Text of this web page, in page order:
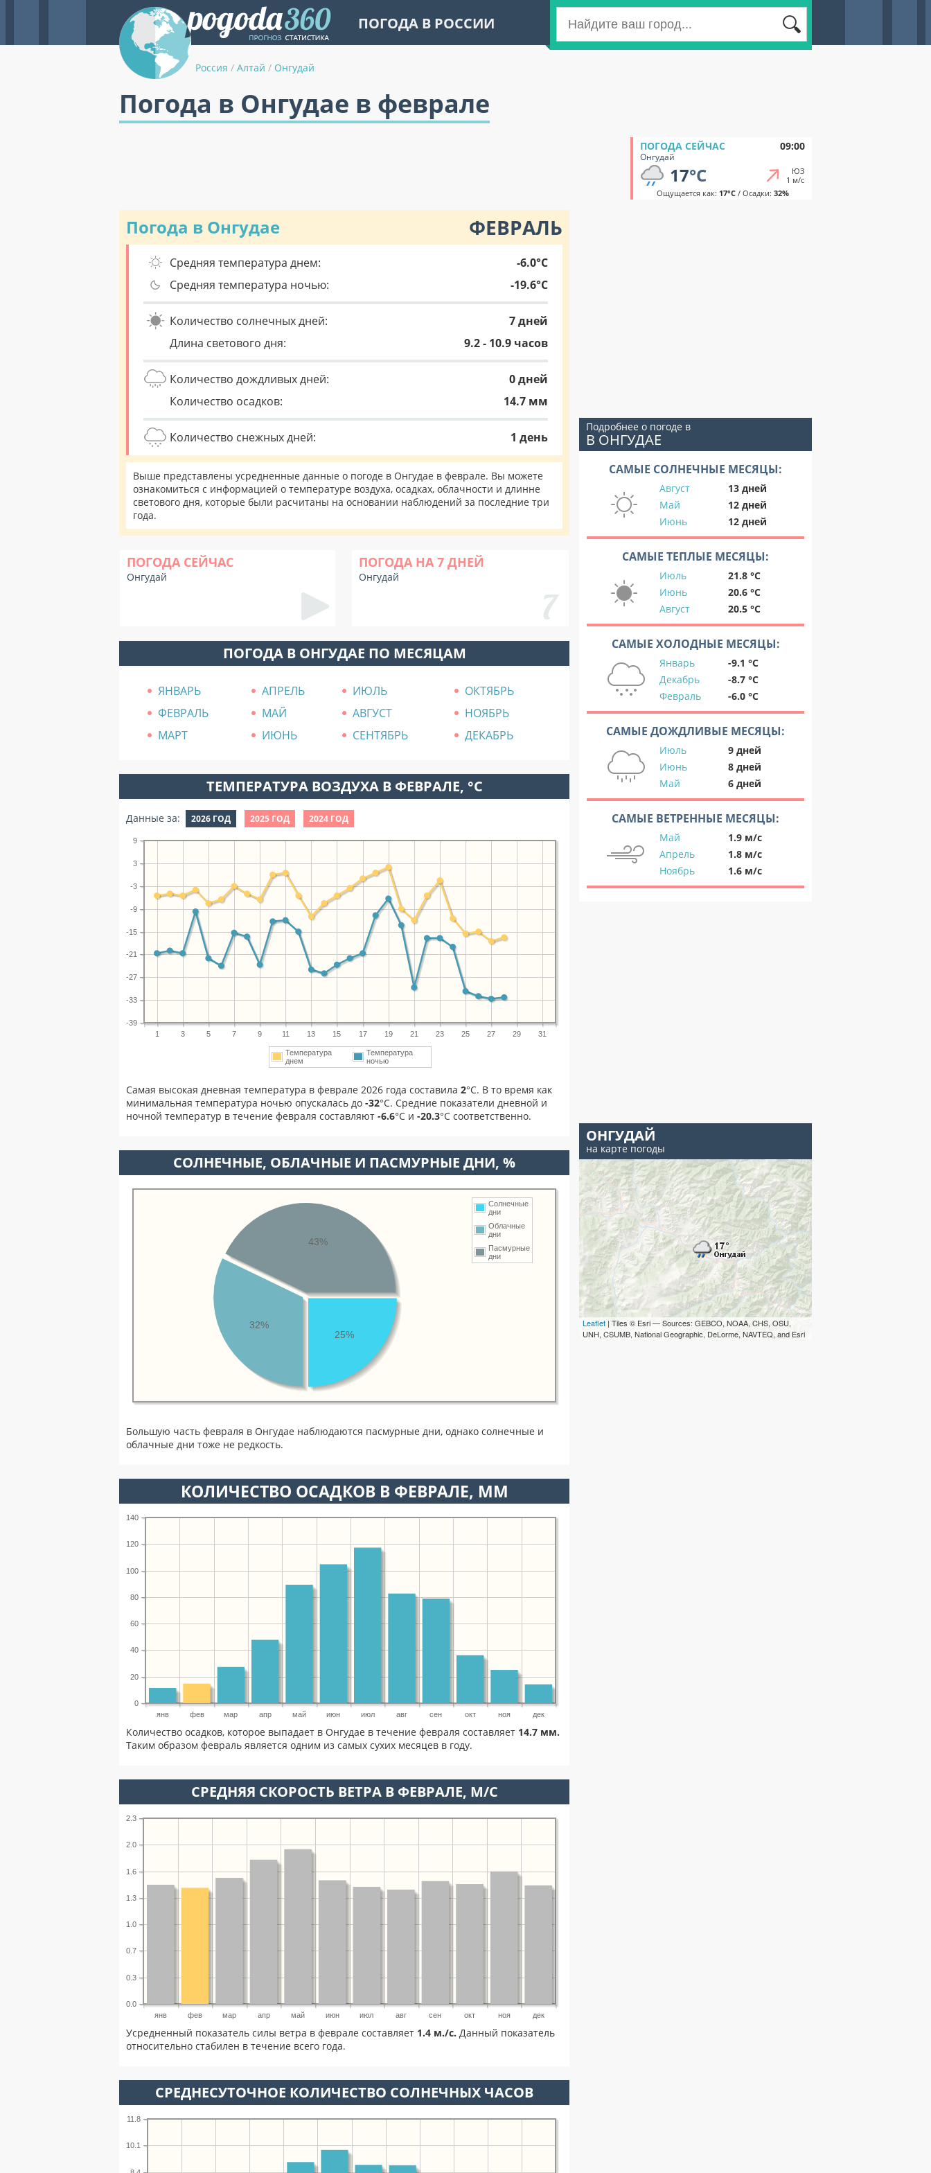
ПОГОДА В РОССИИ
Россия / Алтай / Онгудай
Погода в Онгудае в феврале
ПОГОДА СЕЙЧАС 09:00
Онгудай
17°C
ЮЗ
1 м/с
Ощущается как: 17°C/ Осадки: 32%
Погода в Онгудае ФЕВРАЛЬ
Средняя температура днем:
-6.0°C
Средняя температура ночью:
-19.6°C
Количество солнечных дней:
7 дней
Длина светового дня:
9.2 - 10.9 часов
Количество дождливых дней:
0 дней
Количество осадков:
14.7 мм
Количество снежных дней: 1 день
Выше представлены усредненные данные о погоде в Онгудае в феврале. Вы можете
ознакомиться с информацией о температуре воздуха, осадках, облачности и длинне
светового дня, которые были расчитаны на основании наблюдений за последние три
года.
ПОГОДА СЕЙЧАС
Онгудай
ПОГОДА НА 7 ДНЕЙ
Онгудай
ПОГОДА В ОНГУДАЕ ПО МЕСЯЦАМ
ЯНВАРЬ АПРЕЛЬ ИЮЛЬ
ОКТЯБРЬ
ФЕВРАЛЬ
МАЙ АВГУСТ
НОЯБРЬ
МАРТ
ИЮНЬ СЕНТЯБРЬ ДЕКАБРЬ
ТЕМПЕРАТУРА ВОЗДУХА В ФЕВРАЛЕ, °C
Данные за: 2026 ГОД 2025 ГОД 2024 ГОД
1 3 5 7 9 11 13 15 17 19 21 23 25 27 29 31
-39
-33
-27
-21
-15
-9
-3
3
9
Температура
днем
Температура
ночью
Самая высокая дневная температура в феврале 2026 года составила 2°С. В то время как
минимальная температура ночью опускалась до -32°C. Средние показатели дневной и
ночной температур в течение февраля составляют -6.6°С и -20.3°С соответственно.
CОЛНЕЧНЫЕ, ОБЛАЧНЫЕ И ПАСМУРНЫЕ ДНИ, %
Солнечные
дни
Облачные
дни
Пасмурные
дни
25%
32%
43%
Большую часть февраля в Онгудае наблюдаются пасмурные дни, однако солнечные и
облачные дни тоже не редкость.
КОЛИЧЕСТВО ОСАДКОВ В ФЕВРАЛЕ, ММ
янв фев мар апр май июн июл авг сен окт ноя дек
0
20
40
60
80
100
120
140
Количество осадков, которое выпадает в Онгудае в течение февраля составляет 14.7 мм.
Таким образом февраль является одним из самых сухих месяцев в году.
СРЕДНЯЯ СКОРОСТЬ ВЕТРА В ФЕВРАЛЕ, М/С
янв фев мар апр май июн июл авг сен окт ноя дек
0.0
0.3
0.7
1.0
1.3
1.6
2.0
2.3
Усредненный показатель силы ветра в феврале составляет 1.4 м./с. Данный показатель
относительно стабилен в течение всего года.
СРЕДНЕСУТОЧНОЕ КОЛИЧЕСТВО СОЛНЕЧНЫХ ЧАСОВ
10.1
11.8
Подробнее о погоде в
В ОНГУДАЕ
САМЫЕ СОЛНЕЧНЫЕ МЕСЯЦЫ:
Август
13 дней
Май
12 дней
Июнь
12 дней
САМЫЕ ТЕПЛЫЕ МЕСЯЦЫ:
Июль
21.8 °C
Июнь
20.6 °C
Август
20.5 °C
САМЫЕ ХОЛОДНЫЕ МЕСЯЦЫ:
Январь
-9.1 °C
Декабрь
-8.7 °C
Февраль
-6.0 °C
САМЫЕ ДОЖДЛИВЫЕ МЕСЯЦЫ:
Июль
9 дней
Июнь
8 дней
Май
6 дней
САМЫЕ ВЕТРЕННЫЕ МЕСЯЦЫ:
Май
1.9 м/с
Апрель
1.8 м/с
Ноябрь
1.6 м/с
ОНГУДАЙ
на карте погоды
Leaflet | Tiles © Esri — Sources: GEBCO, NOAA, CHS, OSU,
UNH, CSUMB, National Geographic, DeLorme, NAVTEQ, and Esri